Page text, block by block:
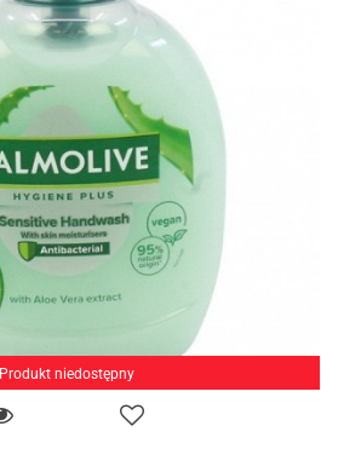
Produkt niedostępny